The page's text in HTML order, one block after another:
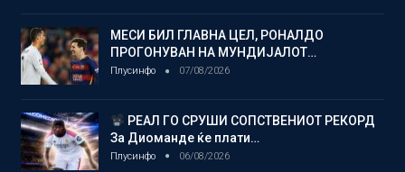
МЕСИ БИЛ ГЛАВНА ЦЕЛ, РОНАЛДО
ПРОГОНУВАН НА МУНДИЈАЛОТ…
Плусинфо 07/08/2026
РЕАЛ ГО СРУШИ СОПСТВЕНИОТ РЕКОРД
За Диоманде ќе плати…
Плусинфо 06/08/2026